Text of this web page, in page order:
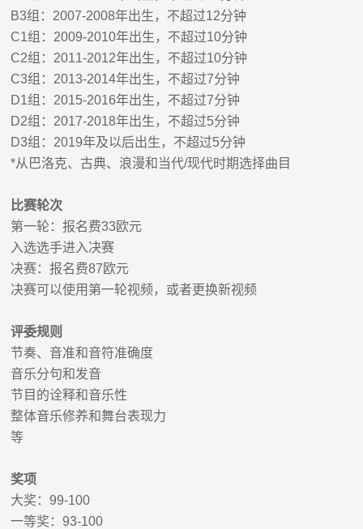
B3组： 2007-2008年出生，不超过12分钟
C1组： 2009-2010年出生，不超过10分钟
C2组： 2011-2012年出生，不超过10分钟
C3组： 2013-2014年出生，不超过7分钟
D1组： 2015-2016年出生，不超过7分钟
D2组： 2017-2018年出生，不超过5分钟
D3组： 2019年及以后出生，不超过5分钟
*从巴洛克、古典、浪漫和当代/现代时期选择曲目
比赛轮次
第一轮：报名费33欧元
入选选手进入决赛
决赛：报名费87欧元
决赛可以使用第一轮视频，或者更换新视频
评委规则
节奏、音准和音符准确度
音乐分句和发音
节目的诠释和音乐性
整体音乐修养和舞台表现力
等
奖项
大奖：99-100
一等奖：93-100